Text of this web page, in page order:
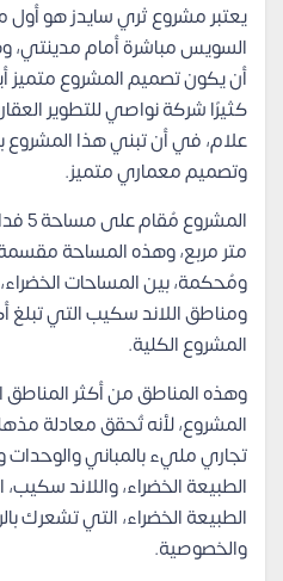
يعتبر مشروع ثري سايدز هو
السويس مباشرة أمام مدينتي،
أن يكون تصميم المشروع متميز
كثيرًا شركة نواصي للتطوير
علام، في أن تبني هذا المشروع
وتصميم معماري متميز.
متر مربع، وهذه المساحة
ومُحكمة، بين المساحات الخضراء،
المشروع الكلية.
وهذه المناطق من أكثر المناطق
المشروع، لأنه تُحقق معادلة
تجاري مليء بالمباني
الطبيعة الخضراء، واللاند
الطبيعة الخضراء، التي تشعرك
والخصوصية.